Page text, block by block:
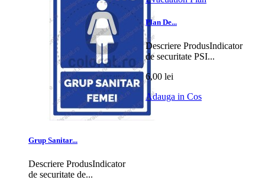
Grup Sanitar...
Descriere ProdusIndicator
de securitate de...
Plan De...
Descriere ProdusIndicator
de securitate PSI...
6,00 lei
Adauga in Cos